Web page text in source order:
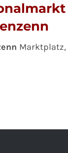
Marktplatz,